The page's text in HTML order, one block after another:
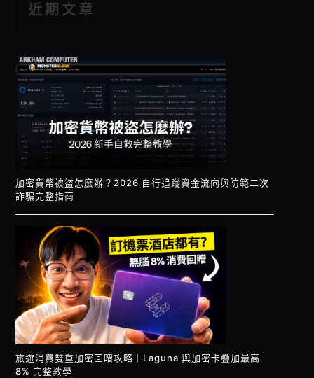
近期文章
加密貨幣被盜怎麼辦？2026 自行追蹤資金流向與防範二次
詐騙完整指南
旅遊消費雙重加密回贈攻略｜Laguna 與加密卡疊加最高
8% 完整教學